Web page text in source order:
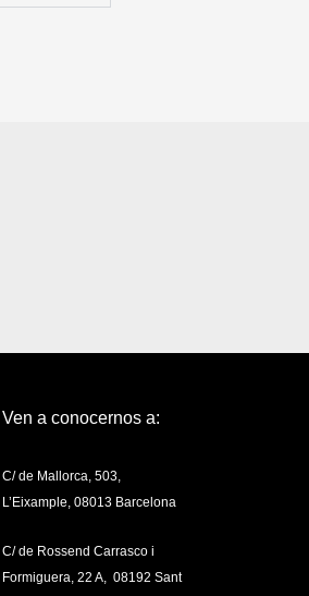
Ven a conocernos a:
C/ de Mallorca, 503,
L’Eixample, 08013 Barcelona
C/ de Rossend Carrasco i
Formiguera, 22 A, 08192 Sant